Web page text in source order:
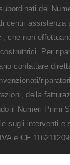
del
centri assistenza
che non
Per
contattare
della
il Numeri Primi
sugli interventi e
e CF